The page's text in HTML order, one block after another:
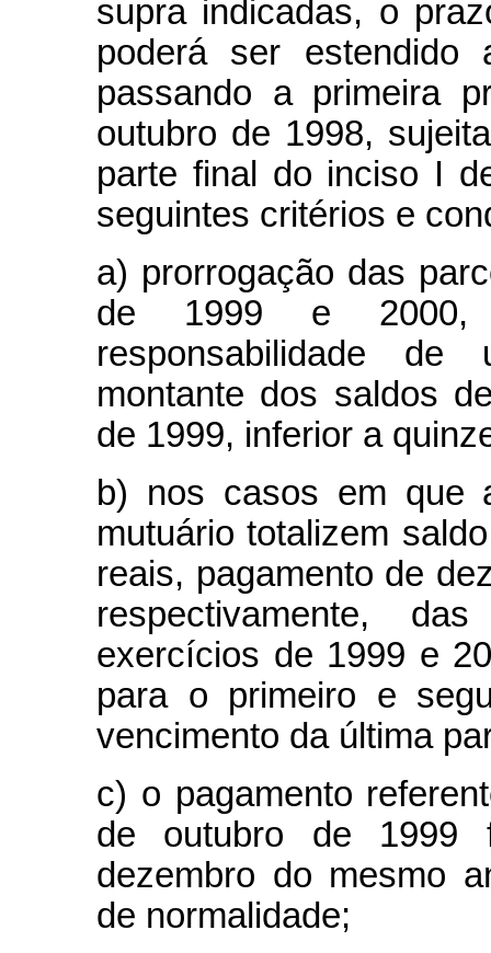
supra indicadas, o
poderá ser
passando a primeira
outubro de 1998,
parte final do inciso I
seguintes critérios e
a) prorrogação das
de 1999 e 2000,
responsabilidade
montante dos saldos
de 1999, inferior a
b) nos casos em que
mutuário totalizem
reais, pagamento de
respectivamente,
exercícios de 1999 e
para o primeiro e
vencimento da última
c) o pagamento
de outubro de 1999
dezembro do mesmo
de normalidade;